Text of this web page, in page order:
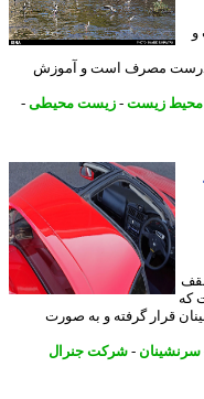
مصرف است و آموزش
زیست-زیست محیطی-
گرفته و به صورت
-شرکت جنرال